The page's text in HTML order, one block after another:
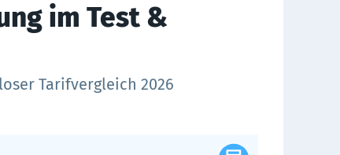
im Test &
Tarifvergleich 2026